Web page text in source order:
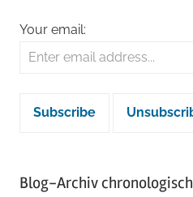
Your email:
Blog-Archiv chronologisch